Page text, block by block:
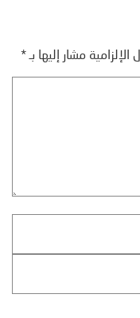
الإلزامية مشار إليها بـ*